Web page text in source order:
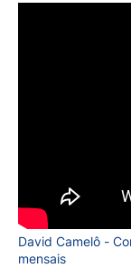
David Camelô -
mensais